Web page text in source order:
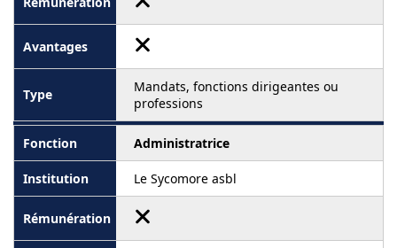
Mandats, fonctions dirigeantes ou
professions
Administratrice
Le Sycomore asbl